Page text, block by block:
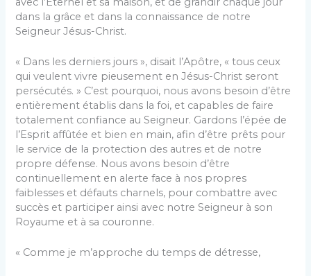
dans la grâce et dans la connaissance de notre
Seigneur Jésus-Christ.
« Dans les derniers jours », disait l’Apôtre, « tous ceux
qui veulent vivre pieusement en Jésus-Christ seront
persécutés. » C’est pourquoi, nous avons besoin d’être
entièrement établis dans la foi, et capables de faire
totalement confiance au Seigneur. Gardons l’épée de
l’Esprit affûtée et bien en main, afin d’être prêts pour
le service de la protection des autres et de notre
propre défense. Nous avons besoin d’être
continuellement en alerte face à nos propres
faiblesses et défauts charnels, pour combattre avec
succès et participer ainsi avec notre Seigneur à son
Royaume et à sa couronne.
« Comme je m’approche du temps de détresse,